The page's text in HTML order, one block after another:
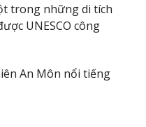
trong những di tích
UNESCO công
An Môn nổi tiếng